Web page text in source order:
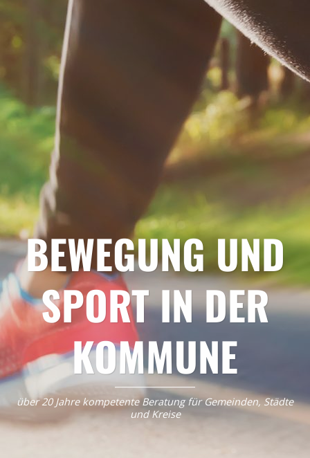
BEWEGUNG UND
SPORT IN DER
KOMMUNE
über 20 Jahre kompetente Beratung für Gemeinden, Städte
und Kreise